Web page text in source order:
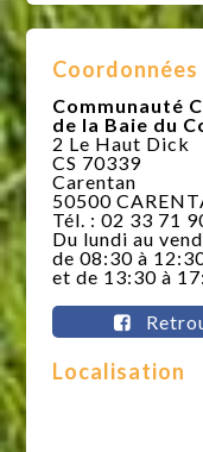
Coordonnées
Communauté
de la Baie du
2 Le Haut Dick
CS 70339
Carentan
50500
Tél. : 02 33 71
Du lundi au
de 08:30 à
et de 13:30 à
Localisation